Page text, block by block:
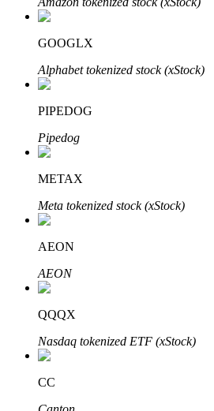
Đầu tư cố định và quản lý tài chính
Tìm hiểu về kiếm thu nhập thụ động
Bitrue
GOOGLX
Alphabet tokenized stock (xStock)
PIPEDOG
Pipedog
METAX
Meta tokenized stock (xStock)
AEON
AEON
QQQX
Nasdaq tokenized ETF (xStock)
CC